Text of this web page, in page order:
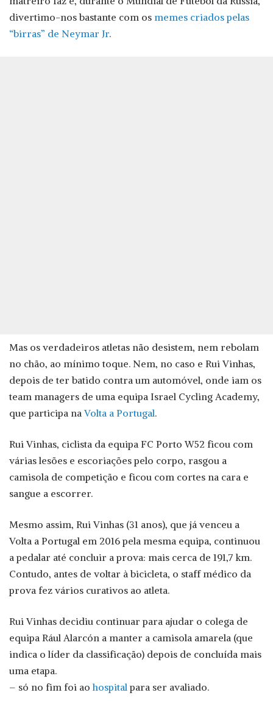
divertimo-nos bastante com os memes criados pelas
“birras” de Neymar Jr.
Mas os verdadeiros atletas não desistem, nem rebolam
no chão, ao mínimo toque. Nem, no caso e Rui Vinhas,
depois de ter batido contra um automóvel, onde iam os
team managers de uma equipa Israel Cycling Academy,
que participa naVolta a Portugal.
Rui Vinhas, ciclista da equipa FC Porto W52 ficou com
várias lesões e escoriações pelo corpo, rasgou a
camisola de competição e ficou com cortes na cara e
sangue a escorrer.
Mesmo assim, Rui Vinhas (31 anos), que já venceu a
Volta a Portugal em 2016 pela mesma equipa, continuou
a pedalar até concluir a prova: mais cerca de 191,7 km.
Contudo, antes de voltar à bicicleta, o staff médico da
prova fez vários curativos ao atleta.
Rui Vinhas decidiu continuar para ajudar o colega de
equipa Rául Alarcón a manter a camisola amarela (que
indica o líder da classificação) depois de concluída mais
uma etapa.
– só no fim foi ao hospital para ser avaliado.